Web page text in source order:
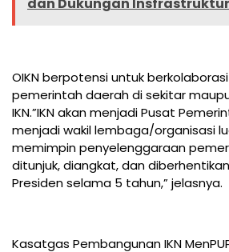
dan Dukungan Insfrastruktur
OIKN berpotensi untuk
pemerintah daerah di sekitar
IKN.”IKN akan menjadi Pusat
menjadi wakil lembaga/organisasi
memimpin penyelenggaraan
ditunjuk, diangkat, dan
Presiden selama 5 tahun,” jelasnya.
Kasatgas Pembangunan IKN